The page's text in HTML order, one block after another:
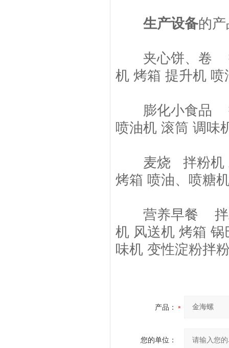
生产设备的
夹心饼、卷 拌
机 烤箱 提升机
膨化小食品 拌
喷油机 滚筒 调味
麦烧 拌粉机 双
烤箱 喷油、喷糖
营养早餐 拌粉
机 风送机 烤箱
味机 变性淀粉拌
产品：
您的单位：